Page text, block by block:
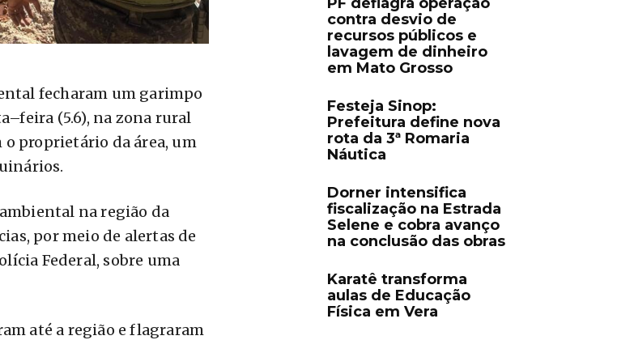
fecharam um garimpo
(5.6), na zona rural
o proprietário da área, um
na região da
por meio de alertas de
Federal, sobre uma
até a região e flagraram
contra desvio de
recursos públicos e
lavagem de dinheiro
em Mato Grosso
Festeja Sinop:
Prefeitura define nova
rota da 3ª Romaria
Náutica
Dorner intensifica
fiscalização na Estrada
Selene e cobra avanço
na conclusão das obras
Karatê transforma
aulas de Educação
Física em Vera